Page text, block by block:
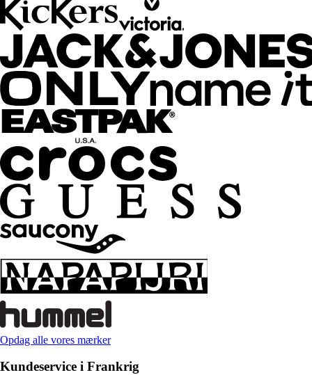
Opdag alle vores mærker
Kundeservice i Frankrig